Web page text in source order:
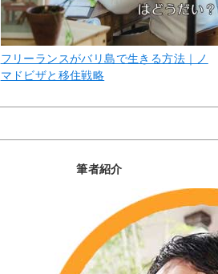
フリーランスがバリ島で生きる方法｜ノ
マドビザと移住戦略
筆者紹介